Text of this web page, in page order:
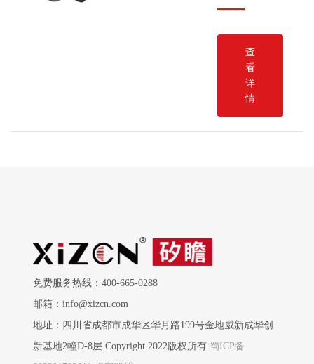
查
看
详
情
免费服务热线：400-665-0288
邮箱：info@xizcn.com
地址：四川省成都市成华区华月路199号金地威新成华创
新基地2幢D-8层 Copyright 2022版权所有蜀ICP备